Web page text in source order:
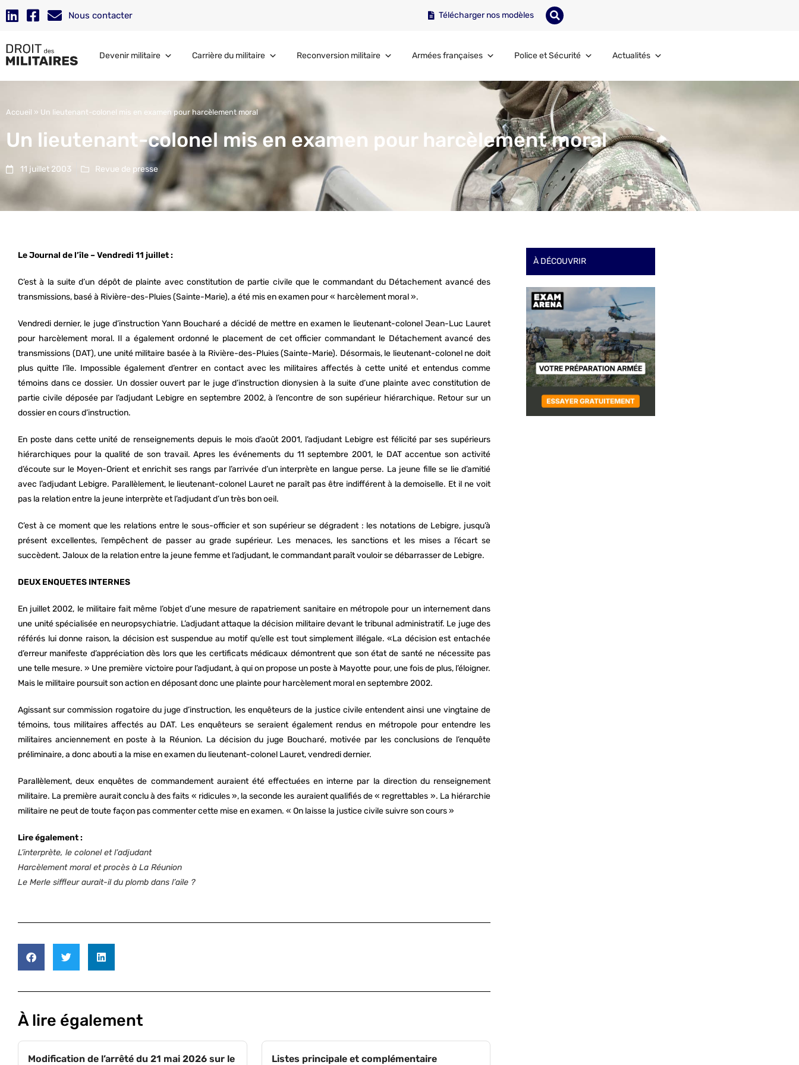
Nous contacter Télécharger nos modèles
Devenir militaire Carrière du militaire Reconversion militaire Armées françaises Police et Sécurité Actualités
Accueil » Un lieutenant-colonel mis en examen pour harcèlement moral
Un lieutenant-colonel mis en examen pour harcèlement moral
11 juillet 2003 Revue de presse
Le Journal de l’île – Vendredi 11 juillet :
C’est à la suite d’un dépôt de plainte avec constitution de partie civile que le commandant du Détachement avancé des
transmissions, basé à Rivière-des-Pluies (Sainte-Marie), a été mis en examen pour « harcèlement moral ».
Vendredi dernier, le juge d’instruction Yann Boucharé a décidé de mettre en examen le lieutenant-colonel Jean-Luc Lauret
pour harcèlement moral. Il a également ordonné le placement de cet officier commandant le Détachement avancé des
transmissions (DAT), une unité militaire basée à la Rivière-des-Pluies (Sainte-Marie). Désormais, le lieutenant-colonel ne doit
plus quitte l’île. Impossible également d’entrer en contact avec les militaires affectés à cette unité et entendus comme
témoins dans ce dossier. Un dossier ouvert par le juge d’instruction dionysien à la suite d’une plainte avec constitution de
partie civile déposée par l’adjudant Lebigre en septembre 2002, à l’encontre de son supérieur hiérarchique. Retour sur un
dossier en cours d’instruction.
En poste dans cette unité de renseignements depuis le mois d’août 2001, l’adjudant Lebigre est félicité par ses supérieurs
hiérarchiques pour la qualité de son travail. Apres les événements du 11 septembre 2001, le DAT accentue son activité
d’écoute sur le Moyen-Orient et enrichit ses rangs par l’arrivée d’un interprète en langue perse. La jeune fille se lie d’amitié
avec l’adjudant Lebigre. Parallèlement, le lieutenant-colonel Lauret ne paraît pas être indifférent à la demoiselle. Et il ne voit
pas la relation entre la jeune interprète et l’adjudant d’un très bon oeil.
C’est à ce moment que les relations entre le sous-officier et son supérieur se dégradent : les notations de Lebigre, jusqu’à
présent excellentes, l’empêchent de passer au grade supérieur. Les menaces, les sanctions et les mises a l’écart se
succèdent. Jaloux de la relation entre la jeune femme et l’adjudant, le commandant paraît vouloir se débarrasser de Lebigre.
DEUX ENQUETES INTERNES
En juillet 2002, le militaire fait même l’objet d’une mesure de rapatriement sanitaire en métropole pour un internement dans
une unité spécialisée en neuropsychiatrie. L’adjudant attaque la décision militaire devant le tribunal administratif. Le juge des
référés lui donne raison, la décision est suspendue au motif qu’elle est tout simplement illégale. «La décision est entachée
d’erreur manifeste d’appréciation dès lors que les certificats médicaux démontrent que son état de santé ne nécessite pas
une telle mesure. » Une première victoire pour l’adjudant, à qui on propose un poste à Mayotte pour, une fois de plus, l’éloigner.
Mais le militaire poursuit son action en déposant donc une plainte pour harcèlement moral en septembre 2002.
Agissant sur commission rogatoire du juge d’instruction, les enquêteurs de la justice civile entendent ainsi une vingtaine de
témoins, tous militaires affectés au DAT. Les enquêteurs se seraient également rendus en métropole pour entendre les
militaires anciennement en poste à la Réunion. La décision du juge Boucharé, motivée par les conclusions de l’enquête
préliminaire, a donc abouti a la mise en examen du lieutenant-colonel Lauret, vendredi dernier.
Parallèlement, deux enquêtes de commandement auraient été effectuées en interne par la direction du renseignement
militaire. La première aurait conclu à des faits « ridicules », la seconde les auraient qualifiés de « regrettables ». La hiérarchie
militaire ne peut de toute façon pas commenter cette mise en examen. « On laisse la justice civile suivre son cours »
Lire également :
L’interprète, le colonel et l’adjudant
Harcèlement moral et procès à La Réunion
Le Merle siffleur aurait-il du plomb dans l’aile ?
À lire également
Modification de l’arrêté du 21 mai 2026 sur le Listes principale et complémentaire
À DÉCOUVRIR